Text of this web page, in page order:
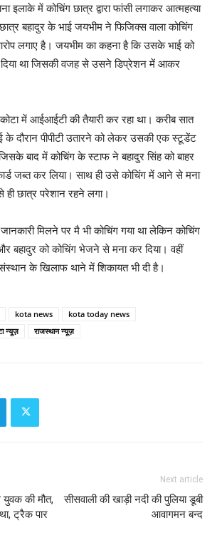
इलाके में कोचिंग छात्र द्वारा फांसी लगाकर आत्महत्या
बहादुर के भाई जयभीम ने फिजिक्स वाला कोचिंग
लगाए है। जयभीम का कहना है कि उसके भाई को
था जिसकी वजह से उसने डिप्रेशन में आकर
में आईआईटी की तैयारी कर रहा था। करीब सात
के दौरान पीपीटी उतारने को लेकर उसकी एक स्टूडेंट
बाद में कोचिंग के स्टाफ ने बहादुर सिंह को बाहर
जब्त कर लिया। साथ ही उसे कोचिंग में आने से मना
छात्र परेशान रहने लगा।
मिलने पर मै भी कोचिंग गया था लेकिन कोचिंग
बहादुर को कोचिंग भेजने से मना कर दिया। वहीं
के खिलाफ थाने में शिकायत भी दी है।
kota news
kota today news
न्यूज़ राजस्थान न्यूज़
की मौत,
ट्रैक पार
Next article
सीसवाली की खाड़ी नदी की पुलिया डूबी
आवागमन बन्द